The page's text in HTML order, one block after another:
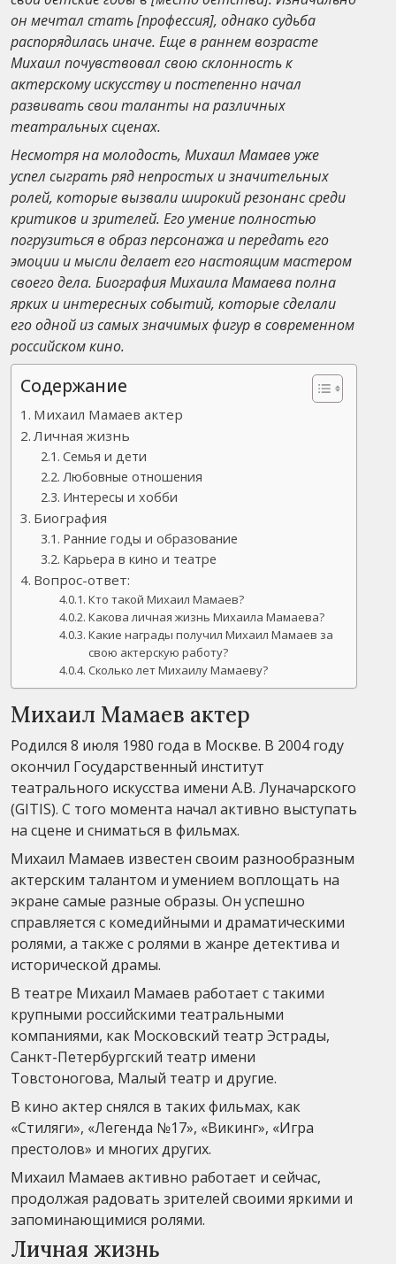
он мечтал стать [профессия], однако судьба
распорядилась иначе. Еще в раннем возрасте
Михаил почувствовал свою склонность к
актерскому искусству и постепенно начал
развивать свои таланты на различных
театральных сценах.
Несмотря на молодость, Михаил Мамаев уже
успел сыграть ряд непростых и значительных
ролей, которые вызвали широкий резонанс среди
критиков и зрителей. Его умение полностью
погрузиться в образ персонажа и передать его
эмоции и мысли делает его настоящим мастером
своего дела. Биография Михаила Мамаева полна
ярких и интересных событий, которые сделали
его одной из самых значимых фигур в современном
российском кино.
Содержание
Михаил Мамаев актер
Личная жизнь
Семья и дети
Любовные отношения
Интересы и хобби
Биография
Ранние годы и образование
Карьера в кино и театре
Вопрос-ответ:
Кто такой Михаил Мамаев?
Какова личная жизнь Михаила Мамаева?
Какие награды получил Михаил Мамаев за
свою актерскую работу?
Сколько лет Михаилу Мамаеву?
Михаил Мамаев актер
Родился 8 июля 1980 года в Москве. В 2004 году
окончил Государственный институт
театрального искусства имени А.В. Луначарского
(GITIS). С того момента начал активно выступать
на сцене и сниматься в фильмах.
Михаил Мамаев известен своим разнообразным
актерским талантом и умением воплощать на
экране самые разные образы. Он успешно
справляется с комедийными и драматическими
ролями, а также с ролями в жанре детектива и
исторической драмы.
В театре Михаил Мамаев работает с такими
крупными российскими театральными
компаниями, как Московский театр Эстрады,
Санкт-Петербургский театр имени
Товстоногова, Малый театр и другие.
В кино актер снялся в таких фильмах, как
«Стиляги», «Легенда №17», «Викинг», «Игра
престолов» и многих других.
Михаил Мамаев активно работает и сейчас,
продолжая радовать зрителей своими яркими и
запоминающимися ролями.
Личная жизнь